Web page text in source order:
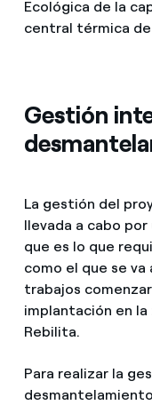
Ecológica de la
central térmica de
Gestión
La gestión del
llevada a cabo
que es lo que
como el que se va
trabajos
implantación en
Rebilita.
Para realizar la